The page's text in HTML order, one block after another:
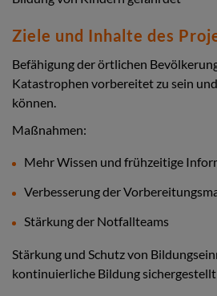
Ziele und Inhalte des
Befähigung der örtlichen
Katastrophen vorbereitet zu sein
können.
Maßnahmen:
Mehr Wissen und frühzeitige
Verbesserung der
Stärkung der Notfallteams
Stärkung und Schutz von
kontinuierliche Bildung sichergestellt